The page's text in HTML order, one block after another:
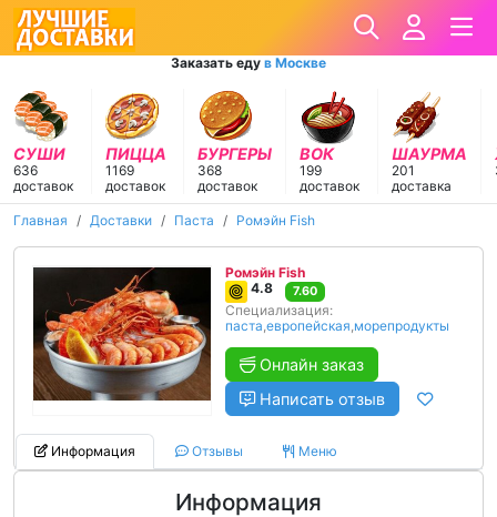
Заказать еду в Москве
СУШИ
636
доставок
ПИЦЦА
1169
доставок
БУРГЕРЫ
368
доставок
ВОК
199
доставок
ШАУРМА
201
доставка
Главная Доставки Паста Ромэйн Fish
Ромэйн Fish
4.8
7.60
Специализация:
паста,европейская,морепродукты
Онлайн заказ
Написать отзыв
Информация Отзывы Меню
Информация